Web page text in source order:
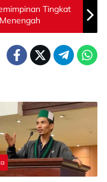
Tingkat